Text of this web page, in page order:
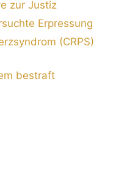
zur Justiz
Erpressung
(CRPS)
bestraft